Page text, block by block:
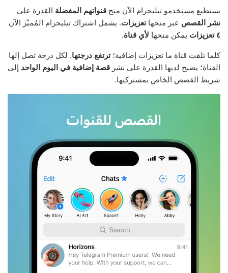
يستطيع مستخدمو تيليجرام الآن منح قنواتهم المفضلة القدرة على
نشر القصص عبر منحهاتعزيزات. يشمل اشتراك تيليجرام المُميّز الآن
٤ تعزيزات
يمكن منحها لأي قناة.
كلما تلقت قناة ما تعزيزات إضافية؛ترتفع درجتها. لكل درجة تصل إلها
القناة؛ يصبح لديها القدرة على نشر قصة إضافية في اليوم الواحد إلى
شريط القصص الخاص بمشتركيها.